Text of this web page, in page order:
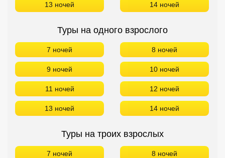
13 ночей 14 ночей
Туры на одного взрослого
7 ночей 8 ночей
9 ночей 10 ночей
11 ночей 12 ночей
13 ночей 14 ночей
Туры на троих взрослых
7 ночей 8 ночей